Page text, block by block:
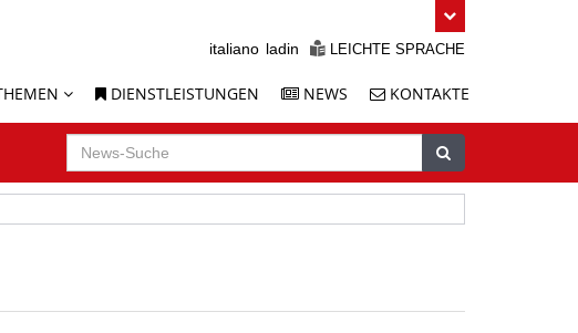
italiano ladin LEICHTE SPRACHE
DIENSTLEISTUNGEN NEWS KONTAKTE
Suche
News-
Suchen